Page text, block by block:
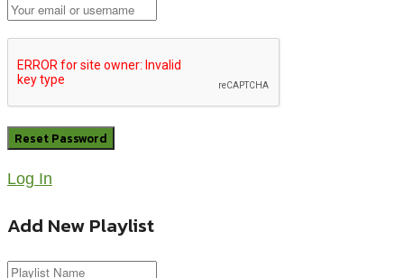
Log In
Add New Playlist